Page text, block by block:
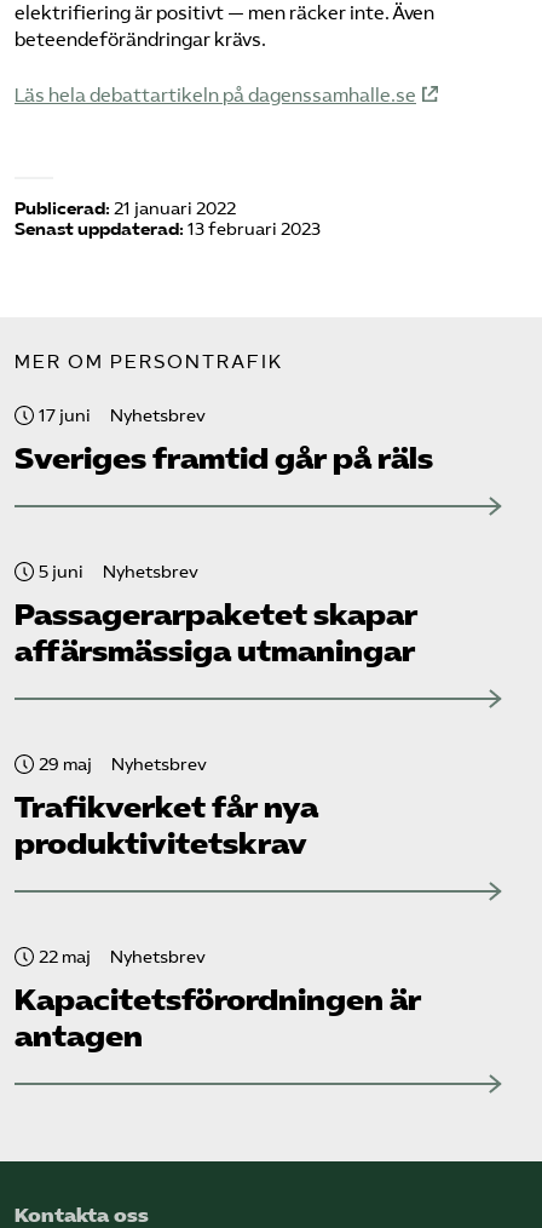
elektrifiering är positivt — men räcker inte. Även
beteendeförändringar krävs.
Läs hela debattartikeln på dagenssamhalle.se
Publicerad: 21 januari 2022
Senast uppdaterad: 13 februari 2023
MER OM PERSONTRAFIK
17 juni Nyhetsbrev
Sveriges framtid går på räls
5 juni Nyhetsbrev
Passagerarpaketet skapar
affärsmässiga utmaningar
29 maj Nyhetsbrev
Trafikverket får nya
produktivitetskrav
22 maj Nyhetsbrev
Kapacitets­förordningen är
antagen
Kontakta oss